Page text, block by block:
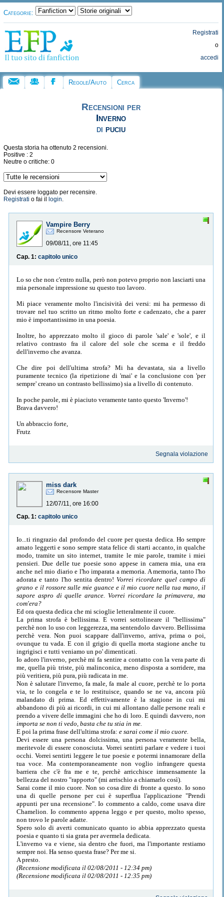
Categorie:
Registrati
o
accedi
Regole/Aiuto Cerca
Recensioni per
Inverno
dipuciu
Questa storia ha ottenuto 2 recensioni.
Positive : 2
Neutre o critiche: 0
Devi essere loggato per recensire.
Registrati o fai il login.
Vampire Berry
Recensore Veterano
09/08/11, ore 11:45
Cap. 1: capitolo unico
Lo so che non c'entro nulla, però non potevo proprio non lasciarti una
mia personale impressione su questo tuo lavoro.
Mi piace veramente molto l'incisività dei versi: mi ha permesso di
trovare nel tuo scritto un ritmo molto forte e cadenzato, che a parer
mio è importantissimo in una poesia.
Inoltre, ho apprezzato molto il gioco di parole 'sale' e 'sole', e il
relativo contrasto fra il calore del sole che scema e il freddo
dell'inverno che avanza.
Che dire poi dell'ultima strofa? Mi ha devastata, sia a livello
puramente tecnico (la ripetizione di 'mai' e la conclusione con 'per
sempre' creano un contrasto bellissimo) sia a livello di contenuto.
In poche parole, mi è piaciuto veramente tanto questo 'Inverno'!
Brava davvero!
Un abbraccio forte,
Frutz
Segnala violazione
miss dark
Recensore Master
12/07/11, ore 16:00
Cap. 1: capitolo unico
Io...ti ringrazio dal profondo del cuore per questa dedica. Ho sempre
amato leggerti e sono sempre stata felice di starti accanto, in qualche
modo, tramite un sito internet, tramite le mie parole, tramite i miei
pensieri. Due delle tue poesie sono appese in camera mia, una era
anche nel mio diario e l'ho imparata a memoria. A memoria, tanto l'ho
adorata e tanto l'ho sentita dentro!Vorrei ricordare quel campo di
grano e il rossore sulle mie guance e il mio cuore nella tua mano, il
sapore aspro di quelle arance. Vorrei ricordare la primavera, ma
com'era?
Ed ora questa dedica che mi scioglie letteralmente il cuore.
La prima strofa è bellissima. E vorrei sottolineare il "bellissima"
perchè non lo uso con leggerezza, ma sentendolo davvero. Bellissima
perchè vera. Non puoi scappare dall'inverno, arriva, prima o poi,
ovunque tu vada. E con il grigio di quella morta stagione anche tu
ingrigisci e tutti veniamo un po' dimenticati.
Io adoro l'inverno, perchè mi fa sentire a contatto con la vera parte di
me, quella più triste, più malinconica, meno disposta a sorridere, ma
più veritiera, più pura, più radicata in me.
Non è salutare l'inverno, fa male, fa male al cuore, perchè te lo porta
via, te lo congela e te lo restituisce, quando se ne va, ancora più
malandato di prima. Ed effettivamente è la stagione in cui mi
abbandono di più ai ricordi, in cui mi allontano dalle persone reali e
prendo a vivere delle immagini che ho di loro. E quindi davvero, non
importa se non ti vedo, basta che tu stia in me.
E poi la prima frase dell'ultima strofa: e sarai come il mio cuore.
Devi essere una persona dolcissima, una persona veramente bella,
meritevole di essere conosciuta. Vorrei sentirti parlare e vedere i tuoi
occhi. Vorrei sentirti leggere le tue poesie e potermi innamorare della
tua voce. Ma contemporaneamente non voglio infrangere questa
barriera che c'è fra me e te, perchè arricchisce immensamente la
bellezza del nostro "rapporto" (mi arrischio a chiamarlo così).
Sarai come il mio cuore. Non so cosa dire di fronte a questo. Io sono
una di quelle persone per cui è superflua l'applicazione "Prendi
appunti per una recensione". Io commento a caldo, come usava dire
Chamelion. Io commento appena leggo e per questo, molto spesso,
non trovo le parole adatte.
Spero solo di averti comunicato quanto io abbia apprezzato questa
poesia e quanto ti sia grata per avermela dedicata.
L'inverno va e viene, sia dentro che fuori, ma l'importante restiamo
sempre noi. Ha senso questa frase? Per me si.
A presto.
(Recensione modificata il 02/08/2011 - 12:34 pm)
(Recensione modificata il 02/08/2011 - 12:35 pm)